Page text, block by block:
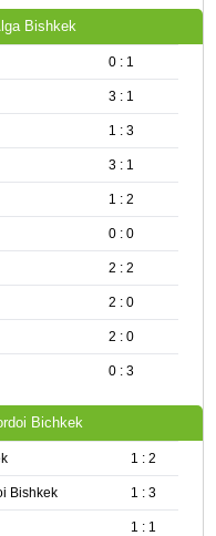
Bishkek
0 : 1
3 : 1
1 : 3
3 : 1
1 : 2
0 : 0
2 : 2
2 : 0
2 : 0
0 : 3
Bichkek
1 : 2
Bishkek 1 : 3
1 : 1